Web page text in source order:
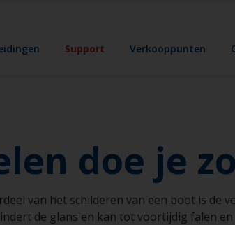
Support Verkooppunten
doe je zo
van het schilderen van een boot is de
de glans en kan tot voortijdig falen